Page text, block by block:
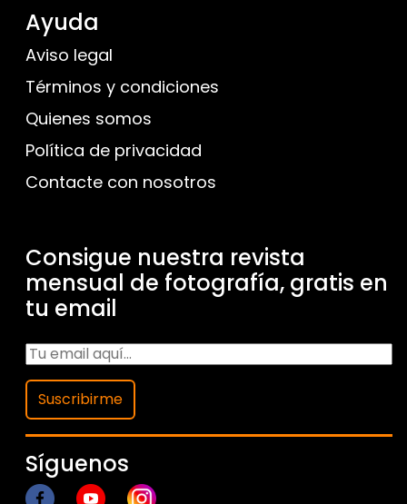
Ayuda
Aviso legal
Términos y condiciones
Quienes somos
Política de privacidad
Contacte con nosotros
Consigue nuestra revista
mensual de fotografía, gratis en
tu email
Suscribirme
Síguenos